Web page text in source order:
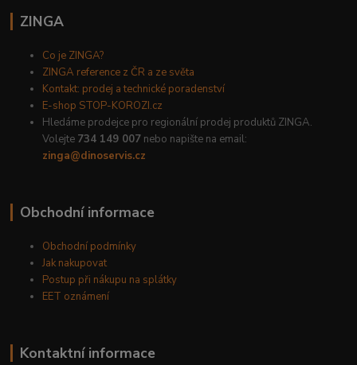
ZINGA
Co je ZINGA?
ZINGA reference z ČR a ze světa
Kontakt: prodej a technické poradenství
E-shop STOP-KOROZI.cz
Hledáme prodejce pro regionální prodej produktů ZINGA.
Volejte 734 149 007 nebo napište na email:
zinga@dinoservis.cz
Obchodní informace
Obchodní podmínky
Jak nakupovat
Postup při nákupu na splátky
EET oznámení
Kontaktní informace